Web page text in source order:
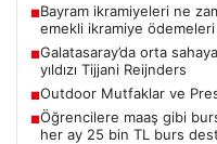
■Bayram ikramiyeleri ne
emekli ikramiye ödemeleri
■Galatasaray’da orta
yıldızı Tijjani Reijnders
■Outdoor Mutfaklar ve
■Öğrencilere maaş gibi
her ay 25 bin TL burs